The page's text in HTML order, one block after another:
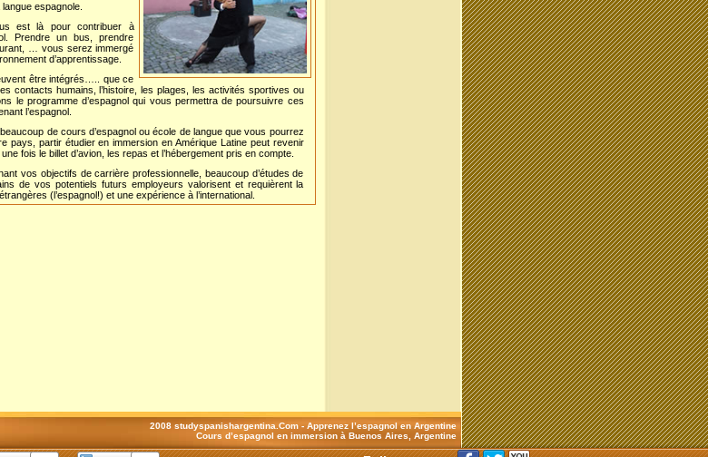
espagnole.
est là pour contribuer à
Prendre un bus, prendre
… vous serez immergé
d’apprentissage.
être intégrés….. que ce
contacts humains, l’histoire, les plages, les activités sportives ou
le programme d’espagnol qui vous permettra de poursuivre ces
l’espagnol.
de cours d’espagnol ou école de langue que vous pourrez
pays, partir étudier en immersion en Amérique Latine peut revenir
fois le billet d’avion, les repas et l’hébergement pris en compte.
vos objectifs de carrière professionnelle, beaucoup d’études de
de vos potentiels futurs employeurs valorisent et requièrent la
(l’espagnol!) et une expérience à l’international.
2008 studyspanishargentina.Com - Apprenez l’espagnol en Argentine
Cours d’espagnol en immersion à Buenos Aires, Argentine